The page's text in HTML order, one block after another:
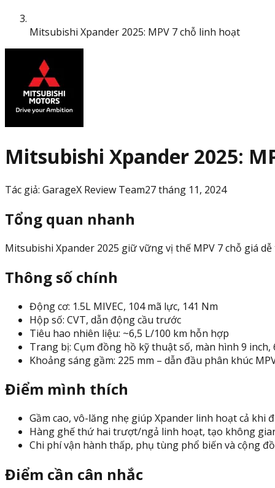
Mitsubishi Xpander 2025: MPV 7 chỗ linh hoạt
Mitsubishi Xpander 2025:
Tác giả: GarageX Review Team27 tháng 11, 2024
Tổng quan nhanh
Mitsubishi Xpander 2025 giữ vững vị thế MPV 7 chỗ giá
Thông số chính
Động cơ: 1.5L MIVEC, 104 mã lực, 141 Nm
Hộp số: CVT, dẫn động cầu trước
Tiêu hao nhiên liệu: ~6,5 L/100 km hỗn hợp
Trang bị: Cụm đồng hồ kỹ thuật số, màn hình 9
Khoảng sáng gầm: 225 mm – dẫn đầu phân khúc
Điểm mình thích
Gầm cao, vô-lăng nhẹ giúp Xpander linh hoạt cả khi
Hàng ghế thứ hai trượt/ngả linh hoạt, tạo không
Chi phí vận hành thấp, phụ tùng phổ biến và cộng
Điểm cần cân nhắc